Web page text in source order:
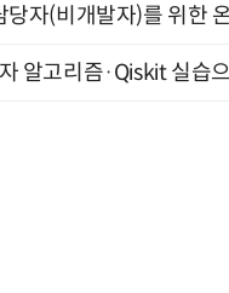
당자(비개발자)를 위한
알고리즘·Qiskit 실습